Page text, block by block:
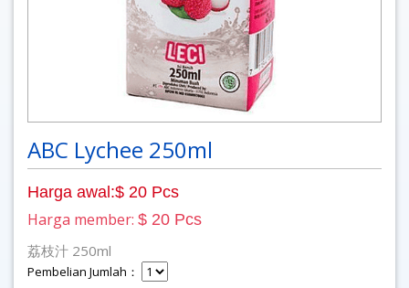
ABC Lychee 250ml
Harga awal:$ 20 Pcs
Harga member: $ 20 Pcs
荔枝汁 250ml
Pembelian Jumlah：